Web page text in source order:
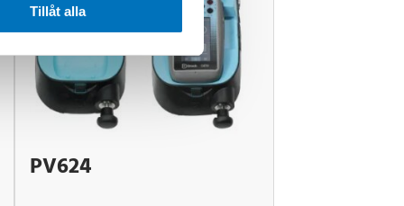
Tillåt alla
PV624